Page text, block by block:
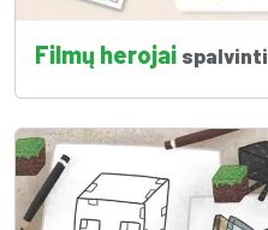
Filmų herojai spalvinti